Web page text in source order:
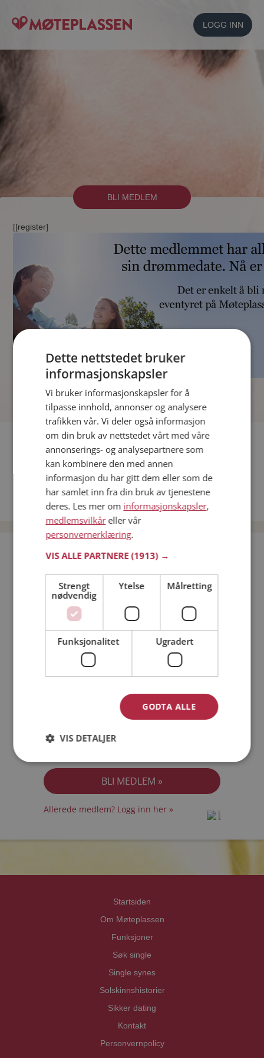
LOGG INN
BLI MEDLEM
[[register]
Fler single
Date menn i Norge
Date kvinner i Norge
Bli medlem gratis!
Jeg er en: Mann Kvinne
Min alder:
Jeg akseptererMedlemsvilkårene
Allerede medlem? Logg inn her »
Startsiden
Om Møteplassen
Funksjoner
Søk single
Single synes
Solskinnshistorier
Sikker dating
Kontakt
Personvernpolicy
Dette nettstedet bruker
informasjonskapsler
Vi bruker informasjonskapsler for å
tilpasse innhold, annonser og analysere
trafikken vår. Vi deler også informasjon
om din bruk av nettstedet vårt med våre
annonserings- og analysepartnere som
kan kombinere den med annen
informasjon du har gitt dem eller som de
har samlet inn fra din bruk av tjenestene
deres. Les mer om informasjonskapsler,
medlemsvilkåreller vår
personvernerklæring.
VIS ALLE PARTNERE(1913) →
Strengt
nødvendig
Ytelse Målretting
Funksjonalitet Ugradert
GODTA ALLE
VIS DETALJER